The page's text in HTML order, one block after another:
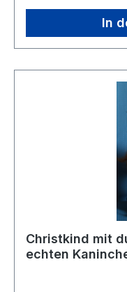
In
Christkind mit
echten